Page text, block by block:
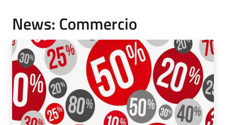
News: Commercio